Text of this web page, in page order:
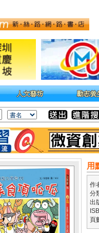
用
作
分
出
頁